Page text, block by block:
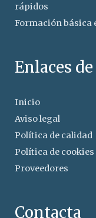
rápidos
Formación
Enlaces
Inicio
Aviso legal
Política de calidad
Política de cookies
Proveedores
Contacta